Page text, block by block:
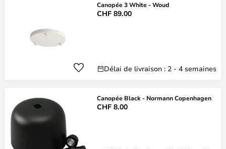
Canopée 3 White - Woud
CHF 89.00
Délai de livraison : 2 - 4 semaines
Canopée Black - Normann Copenhagen
CHF 8.00